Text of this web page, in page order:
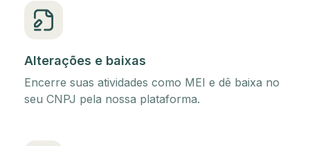
Alterações e baixas
Encerre suas atividades como MEI e dê baixa no
seu CNPJ pela nossa plataforma.